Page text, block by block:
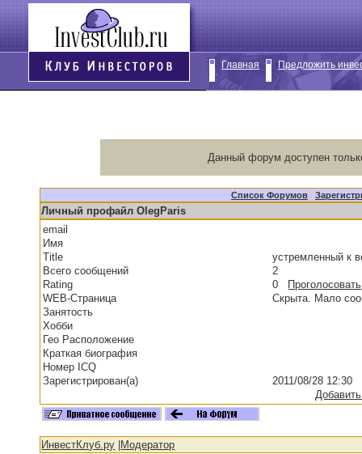
Главная Предложить
Данный форум доступен
Список Форумов |
Личный профайл OlegParis
email
Имя
Title
устремленный к
Всего сообщений
2
Rating
0 Проголосовать
WEB-Страница
Скрыта. Мало
Занятость
Хобби
Гео Расположение
Краткая биография
Номер ICQ
Зарегистрирован(а)
2011/08/28 12:30
ИнвестКлуб.ру Модератор